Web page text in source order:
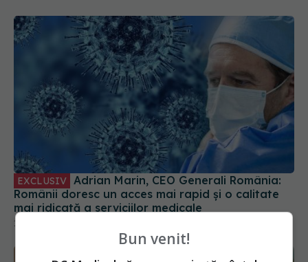
EXCLUSIV
Românii doresc un acces mai rapid și o calitate
mai ridicată a serviciilor medicale
10 feb 2022, 14:39
Bun venit!